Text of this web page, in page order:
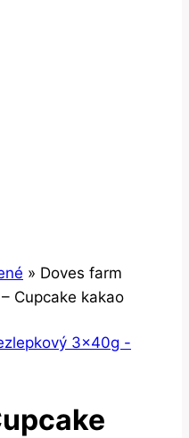
» Doves farm
Cupcake kakao